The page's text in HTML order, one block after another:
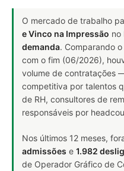
O mercado de trabalho
e Vinco na Impressão no
demanda. Comparando
com o fim (06/2026),
volume de contratações
competitiva por talentos
de RH, consultores de
responsáveis por
Nos últimos 12 meses,
admissões e 1.982
de Operador Gráfico de